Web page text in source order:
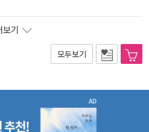
보기
모두보기